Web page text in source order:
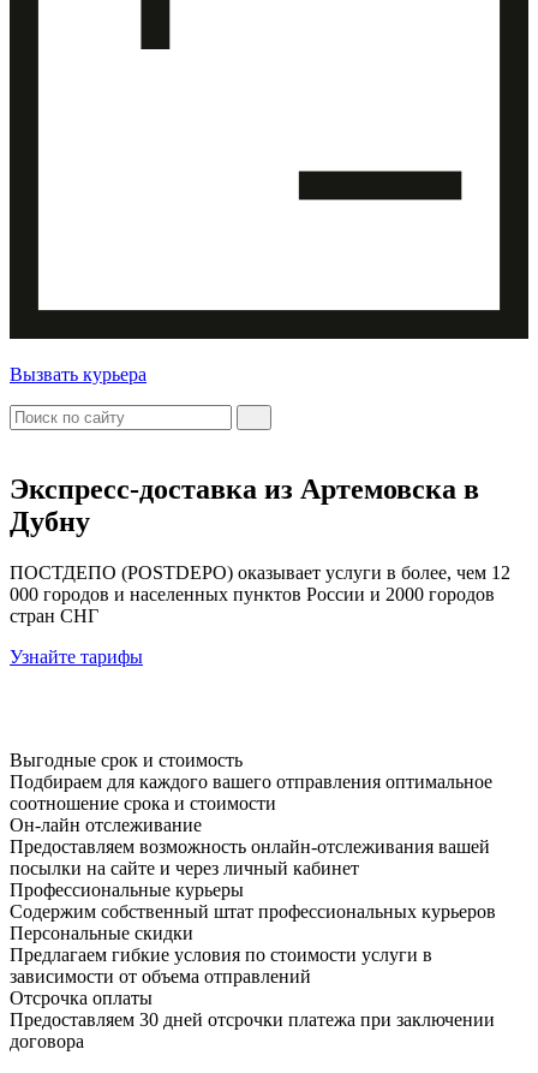
Вызвать курьера
Экспресс-доставка из Артемовска в
Дубну
ПОСТДЕПО (POSTDEPO) оказывает услуги в более, чем 12
000 городов и населенных пунктов России и 2000 городов
стран СНГ
Узнайте тарифы
Выгодные срок и стоимость
Подбираем для каждого вашего отправления оптимальное
соотношение срока и стоимости
Он-лайн отслеживание
Предоставляем возможность онлайн-отслеживания вашей
посылки на сайте и через личный кабинет
Профессиональные курьеры
Содержим собственный штат профессиональных курьеров
Персональные скидки
Предлагаем гибкие условия по стоимости услуги в
зависимости от объема отправлений
Отсрочка оплаты
Предоставляем 30 дней отсрочки платежа при заключении
договора